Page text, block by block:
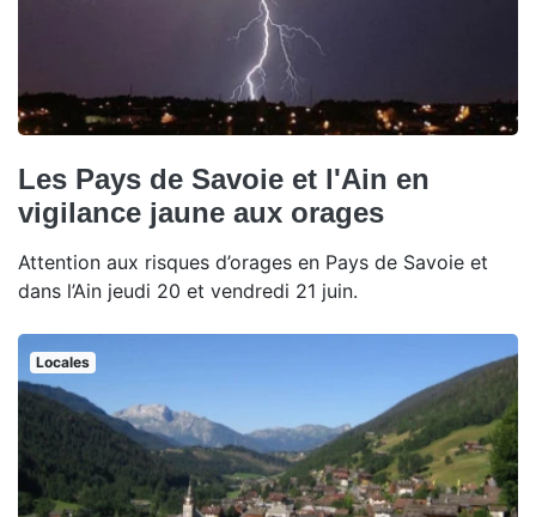
Les Pays de Savoie et l'Ain en
vigilance jaune aux orages
Attention aux risques d’orages en Pays de Savoie et
dans l’Ain jeudi 20 et vendredi 21 juin.
Locales